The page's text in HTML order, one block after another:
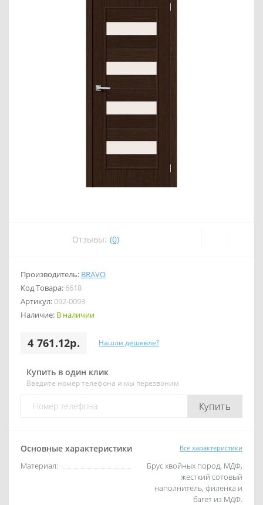
Отзывы: (0)
Производитель: BRAVO
Код Товара: 6618
Артикул:092-0093
Наличие: В наличии
4 761.12р. Нашли дешевле?
Купить в один клик
Введите номер телефона и мы перезвоним
Купить
Основные характеристики Все характеристики
Материал:
Брус хвойных пород, МДФ,
жесткий сотовый
наполнитель, филенка и
багет из МДФ.